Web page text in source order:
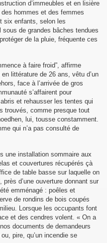
d’immeubles et en lisière
hommes et des femmes
six enfants, selon les
de grandes bâches tendues
de la pluie, fréquente ces
à faire froid”, affirme
littérature de 26 ans, vêtu d’un
face à l’arrivée de gros
s’affairent pour
et rehausser les tentes qui
trouvés, comme presque tout
lui, tousse constamment.
qui n’a pas consulté de
une installation sommaire aux
et couvertures récupérés çà
de table basse sur laquelle on
d’une ouverture donnant sur
emménagé : poêles et
de rondins de bois coupés
Lorsque les occupants font
et des cendres volent. « On a
documents de demandeurs
pire, qu’un incendie se